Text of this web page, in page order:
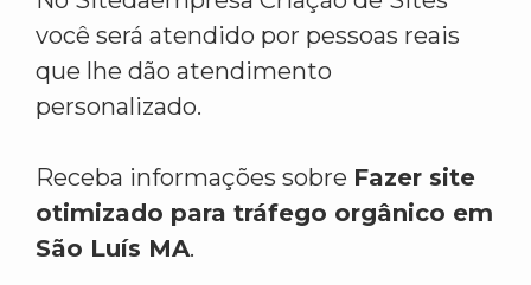
você será atendido por pessoas reais
que lhe dão atendimento
personalizado.
Receba informações sobre Fazer site
otimizado para tráfego orgânico em
São Luís MA.